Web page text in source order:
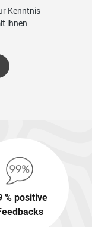
Kenntnis
ihnen
% positive